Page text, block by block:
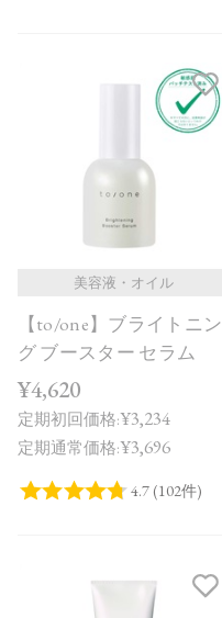
美容液・オイル
【to/one】ブライトニン
グ ブースター セラム
¥4,620
定期初回価格:¥3,234
定期通常価格:¥3,696